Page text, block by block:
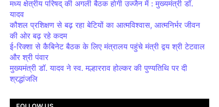
मध्य क्षेत्रीय परिषद् की अगली बैठक होगी उज्जैन में : मुख्यमंत्री डॉ.
यादव
कौशल प्रशिक्षण से बढ़ रहा बेटियों का आत्मविश्वास, आत्मनिर्भर जीवन
की ओर बढ़ रहे कदम
ई-रिक्शा से कैबिनेट बैठक के लिए मंत्रालय पहुंचे मंत्री द्वय श्री टेटवाल
और श्री पंवार
मुख्यमंत्री डॉ. यादव ने स्व. मल्हारराव होल्कर की पुण्यतिथि पर दी
श्रद्धांजलि